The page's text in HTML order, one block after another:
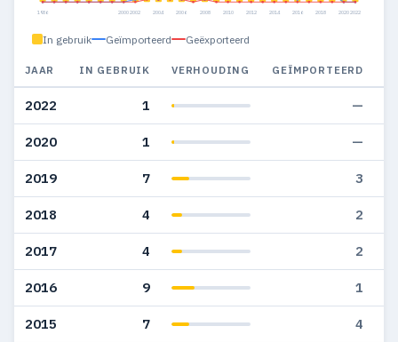
1986 20002002 2004 2006 2008 2010 2012 2014 2016 2018 20202022
In gebruik Geïmporteerd Geëxporteerd
JAAR IN GEBRUIK VERHOUDING GEÏMPORTEERD
2022 1 —
2020 1 —
2019 7 3
2018 4 2
2017 4 2
2016 9 1
2015 7 4